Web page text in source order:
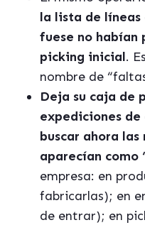
la lista de líneas
fuese no habían
picking inicial.
nombre de
Deja su caja de
expediciones
buscar ahora
aparecían como
empresa: en
fabricarlas); en
de entrar); en